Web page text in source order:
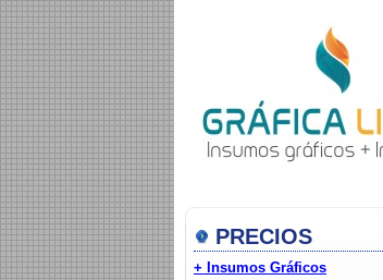
PRECIOS
+ Insumos Gráficos